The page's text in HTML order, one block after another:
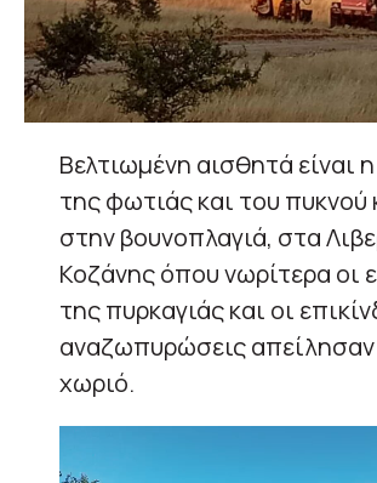
Βελτιωμένη αισθητά είναι
της φωτιάς και του πυκνού
στην βουνοπλαγιά, στα
Κοζάνης όπου νωρίτερα οι
της πυρκαγιάς και οι
αναζωπυρώσεις
χωριό.